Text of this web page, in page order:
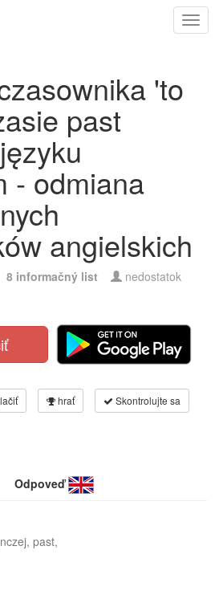
'to
past
- odmiana
angielskich
8 informačný list nedostatok
hrať Skontrolujte sa
Odpoveď
past,